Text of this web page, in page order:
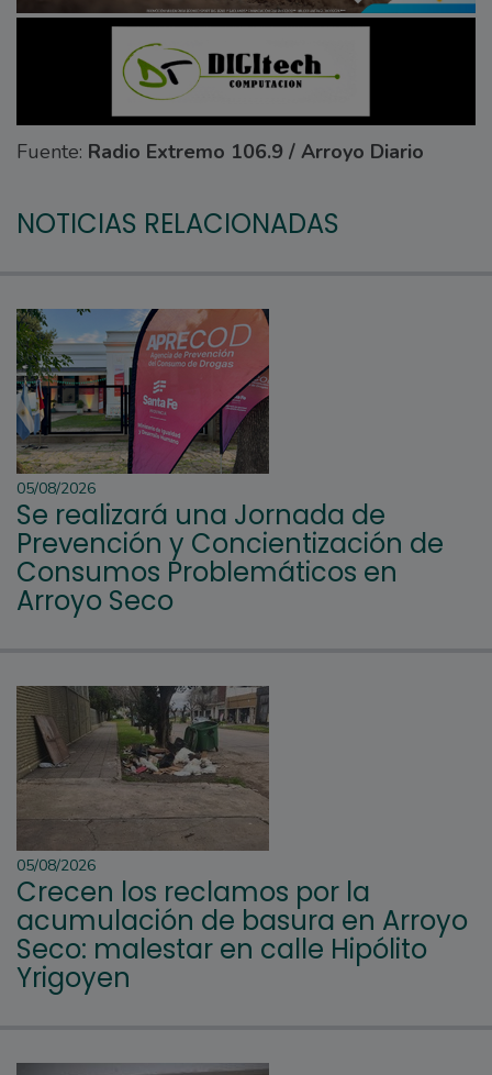
Fuente: Radio Extremo 106.9 / Arroyo Diario
NOTICIAS RELACIONADAS
05/08/2026
Se realizará una Jornada de
Prevención y Concientización de
Consumos Problemáticos en
Arroyo Seco
05/08/2026
Crecen los reclamos por la
acumulación de basura en Arroyo
Seco: malestar en calle Hipólito
Yrigoyen